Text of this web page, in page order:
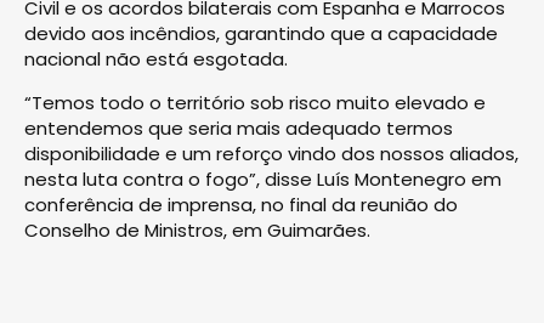
Civil e os acordos bilaterais com Espanha e Marrocos
devido aos incêndios, garantindo que a capacidade
nacional não está esgotada.
“Temos todo o território sob risco muito elevado e
entendemos que seria mais adequado termos
disponibilidade e um reforço vindo dos nossos aliados,
nesta luta contra o fogo”, disse Luís Montenegro em
conferência de imprensa, no final da reunião do
Conselho de Ministros, em Guimarães.